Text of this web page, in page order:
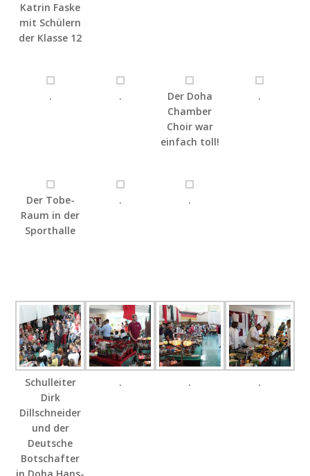
Katrin Faske
mit Schülern
der Klasse 12
. .
Der Doha
Chamber
Choir war
einfach toll!
.
Der Tobe-
Raum in der
Sporthalle
. .
Schulleiter
Dirk
Dillschneider
und der
Deutsche
Botschafter
. . .